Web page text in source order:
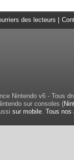
des lecteurs
Nintendo v6 - Tous
sur consoles (
sur mobile. Tous nos